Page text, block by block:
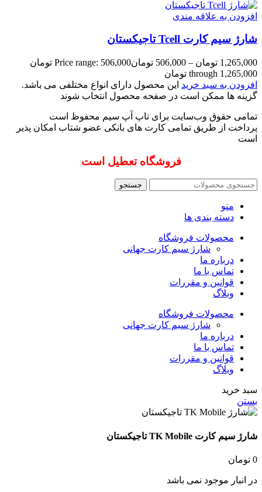
افزودن به علاقه مندی
شارژ سیم کارت Tcell تاجیکستان
1,265,000 تومان –
506,000 تومان
Price range: 506,000 تومان
through 1,265,000 تومان
افزودن به سبد خرید این محصول دارای انواع مختلفی می باشد.
گزینه ها ممکن است در صفحه محصول انتخاب شوند
تمامی حقوق وب‌سایت برای تاپ آپ سیم محفوظ است
پرداخت از طریق تمامی کارت های بانکی عضو شتاب امکان پذیر
است
فروشگاه تعطیل است
جستجو
منو
دسته بندی ها
محصولات فروشگاه
شارژ سیم کارت جهانی
درباره ما
تماس با ما
قوانین و مقررات
وبلاگ
محصولات فروشگاه
شارژ سیم کارت جهانی
درباره ما
تماس با ما
قوانین و مقررات
وبلاگ
سبد خرید
بستن
شارژ سیم کارت TK Mobile تاجیکستان
0 تومان
در انبار موجود نمی باشد